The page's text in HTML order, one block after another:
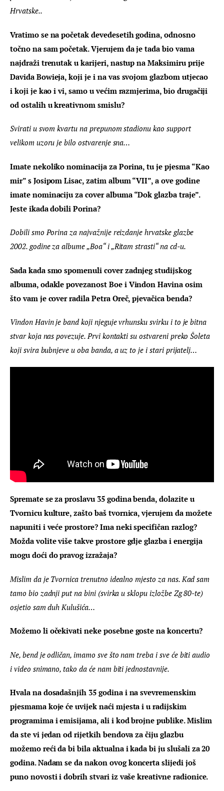
Hrvatske..
Vratimo se na početak devedesetih godina, odnosno
točno na sam početak. Vjerujem da je tada bio vama
najdraži trenutak u karijeri, nastup na Maksimiru prije
Davida Bowieja, koji je i na vas svojom glazbom utjecao
i koji je kao i vi, samo u većim razmjerima, bio drugačiji
od ostalih u kreativnom smislu?
Svirati u svom kvartu na prepunom stadionu kao support
velikom uzoru je bilo ostvarenje sna…
Imate nekoliko nominacija za Porina, tu je pjesma “Kao
mir” s Josipom Lisac, zatim album “VII”, a ove godine
imate nominaciju za cover albuma “Dok glazba traje”.
Jeste ikada dobili Porina?
Dobili smo Porina za najvažnije reizdanje hrvatske glazbe
2002. godine za albume „Boa“ i „Ritam strasti“ na cd-u.
Sada kada smo spomenuli cover zadnjeg studijskog
albuma, odakle povezanost Boe i Vindon Havina osim
što vam je cover radila Petra Oreč, pjevačica benda?
Vindon Havin je band koji njeguje vrhunsku svirku i to je bitna
stvar koja nas povezuje. Prvi kontakti su ostvareni preko Šoleta
koji svira bubnjeve u oba banda, a uz to je i stari prijatelj…
Spremate se za proslavu 35 godina benda, dolazite u
Tvornicu kulture, zašto baš tvornica, vjerujem da možete
napuniti i veće prostore? Ima neki specifičan razlog?
Možda volite više takve prostore gdje glazba i energija
mogu doći do pravog izražaja?
Mislim da je Tvornica trenutno idealno mjesto za nas. Kad sam
tamo bio zadnji put na bini (svirka u sklopu izložbe Zg 80-te)
osjetio sam duh Kulušića…
Možemo li očekivati neke posebne goste na koncertu?
Ne, bend je odličan, imamo sve što nam treba i sve će biti audio
i video snimano, tako da će nam biti jednostavnije.
Hvala na dosadašnjih 35 godina i na svevremenskim
pjesmama koje će uvijek naći mjesta i u radijskim
programima i emisijama, ali i kod brojne publike. Mislim
da ste vi jedan od rijetkih bendova za čiju glazbu
možemo reći da bi bila aktualna i kada bi ju slušali za 20
godina. Nadam se da nakon ovog koncerta slijedi još
puno novosti i dobrih stvari iz vaše kreativne radionice.